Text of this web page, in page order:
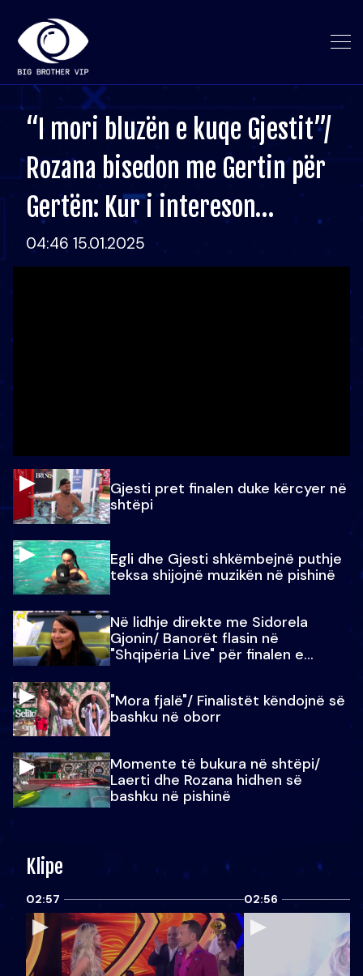
“I mori bluzën e kuqe Gjestit”/
Rozana bisedon me Gertin për
Gertën: Kur i intereson…
04:46 15.01.2025
Gjesti pret finalen duke kërcyer në
shtëpi
Egli dhe Gjesti shkëmbejnë puthje
teksa shijojnë muzikën në pishinë
Në lidhje direkte me Sidorela
Gjonin/ Banorët flasin në
"Shqipëria Live" për finalen e
"Mora fjalë"/ Finalistët këndojnë së
bashku në oborr
Momente të bukura në shtëpi/
Laerti dhe Rozana hidhen së
bashku në pishinë
Klipe
02:57 02:56